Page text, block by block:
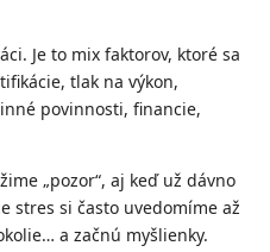
Je to mix faktorov, ktoré sa
tlak na výkon,
povinnosti, financie,
„pozor“, aj keď už dávno
stres si často uvedomíme až
a začnú myšlienky.